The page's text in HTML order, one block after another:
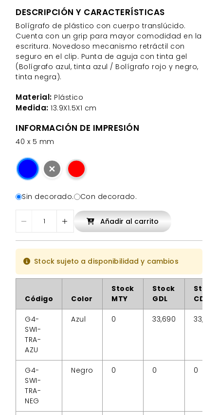
DESCRIPCIÓN Y CARACTERÍSTICAS
Bolígrafo de plástico con cuerpo translúcido.
Cuenta con un grip para mayor comodidad en la
escritura. Novedoso mecanismo retráctil con
seguro en el clip. Punta de aguja con tinta gel
(Bolígrafo azul, tinta azul / Bolígrafo rojo y negro,
tinta negra).
Material: Plástico
Medida: 13.9X1.5X1 cm
INFORMACIÓN DE IMPRESIÓN
40 x 5 mm
✕
Sin decorado. Con decorado.
Añadir al carrito
Stock sujeto a disponibilidad y cambios
Código Color
Stock
MTY
Stock
GDL
Stock
CDMX
G4-
SWI-
TRA-
AZU
Azul 0 33,690 33,690
G4-
SWI-
TRA-
NEG
Negro 0 0 0